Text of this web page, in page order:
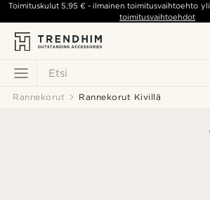
Etsi
Toimituskulut5,95 € - ilmainen toimitusvaihtoehto yli
toimitusvaihtoehdot
Rannekorut Rannekorut Kivillä